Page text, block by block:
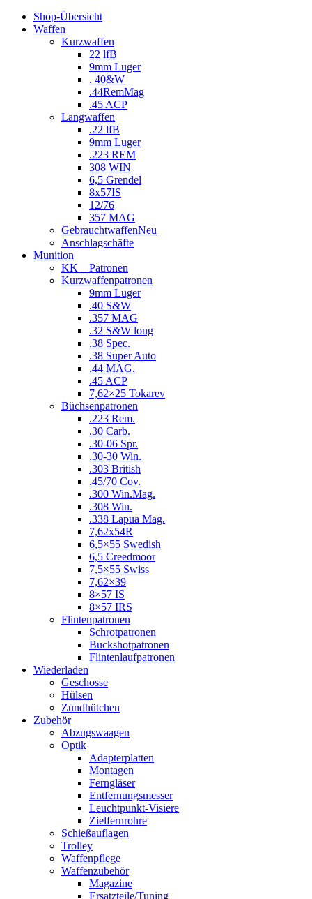
Shop-Übersicht
Waffen
Kurzwaffen
22 lfB
9mm Luger
. 40&W
.44RemMag
.45 ACP
Langwaffen
.22 lfB
9mm Luger
.223 REM
308 WIN
6,5 Grendel
8x57IS
12/76
357 MAG
GebrauchtwaffenNeu
Anschlagschäfte
Munition
KK – Patronen
Kurzwaffenpatronen
9mm Luger
.40 S&W
.357 MAG
.32 S&W long
.38 Spec.
.38 Super Auto
.44 MAG.
.45 ACP
7,62×25 Tokarev
Büchsenpatronen
.223 Rem.
.30 Carb.
.30-06 Spr.
.30-30 Win.
.303 British
.45/70 Cov.
.300 Win.Mag.
.308 Win.
.338 Lapua Mag.
7,62x54R
6,5×55 Swedish
6,5 Creedmoor
7,5×55 Swiss
7,62×39
8×57 IS
8×57 IRS
Flintenpatronen
Schrotpatronen
Buckshotpatronen
Flintenlaufpatronen
Wiederladen
Geschosse
Hülsen
Zündhütchen
Zubehör
Abzugswaagen
Optik
Adapterplatten
Montagen
Ferngläser
Entfernungsmesser
Leuchtpunkt-Visiere
Zielfernrohre
Schießauflagen
Trolley
Waffenpflege
Waffenzubehör
Magazine
Ersatzteile/Tuning